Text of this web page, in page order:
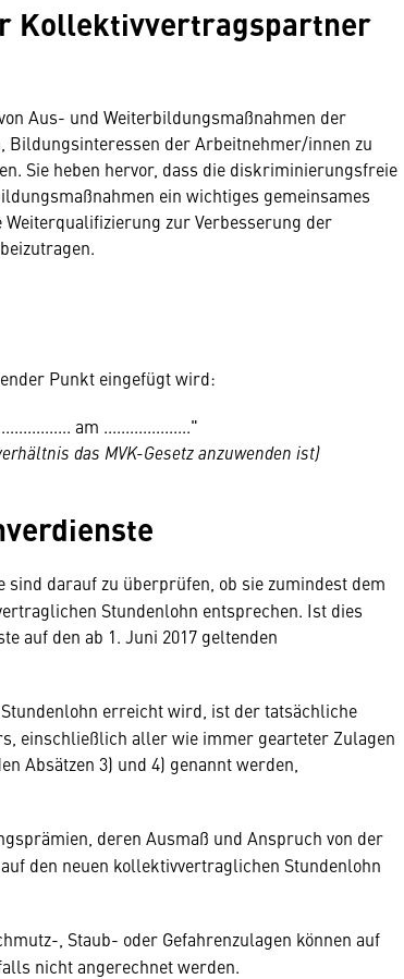
Kollektivvertragspartner
Aus- und Weiterbildungsmaßnahmen der
Bildungsinteressen der Arbeitnehmer/innen zu
Sie heben hervor, dass die diskriminierungsfreie
ein wichtiges gemeinsames
zur Verbesserung der
Punkt eingefügt wird:
am ...................."
das MVK-Gesetz anzuwenden ist)
darauf zu überprüfen, ob sie zumindest dem
Stundenlohn entsprechen. Ist dies
auf den ab 1. Juni 2017 geltenden
erreicht wird, ist der tatsächliche
einschließlich aller wie immer gearteter Zulagen
Absätzen 3) und 4) genannt werden,
deren Ausmaß und Anspruch von der
den neuen kollektivvertraglichen Stundenlohn
, Staub- oder Gefahrenzulagen können auf
nicht angerechnet werden.